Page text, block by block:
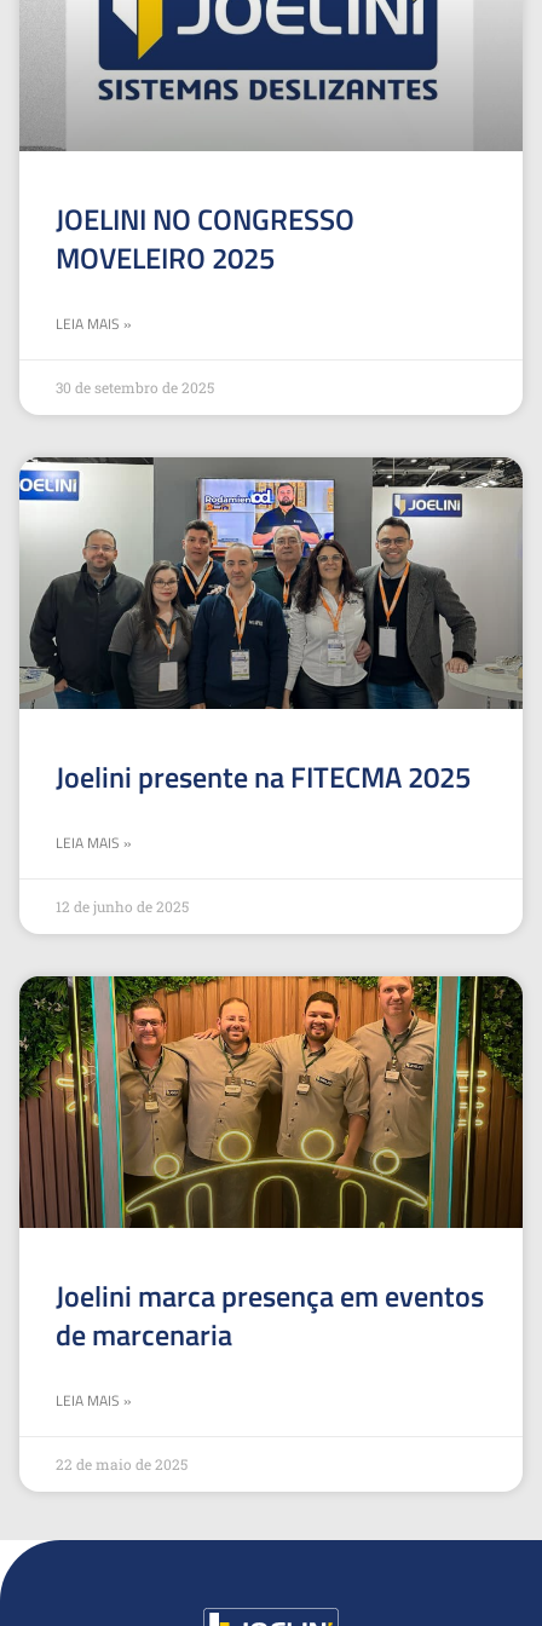
JOELINI NO CONGRESSO
MOVELEIRO 2025
LEIA MAIS »
30 de setembro de 2025
Joelini presente na FITECMA 2025
LEIA MAIS »
12 de junho de 2025
Joelini marca presença em eventos
de marcenaria
LEIA MAIS »
22 de maio de 2025